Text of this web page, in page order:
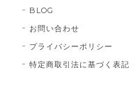
BLOG
お問い合わせ
プライバシーポリシー
特定商取引法に基づく表記